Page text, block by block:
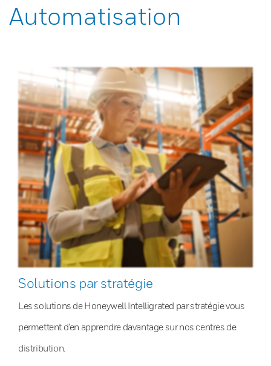
Automatisation
Solutions par stratégie
Les solutions de Honeywell Intelligrated par stratégie vous
permettent d’en apprendre davantage sur nos centres de
distribution.